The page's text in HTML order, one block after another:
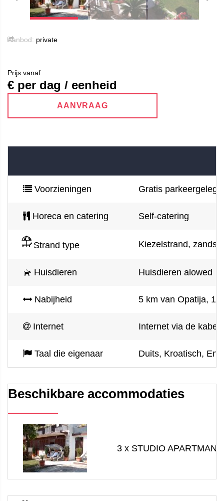
Aanbod: private
Prijs vanaf
€ per dag / eenheid
AANVRAAG
Voorzieningen Gratis
Horeca en catering Self-catering
Strand type Kiezelstrand,
Huisdieren Huisdieren alowed
Nabijheid 5 km van Opatija,
Internet Internet via de kabel
Taal die eigenaar Duits, Kroatisch,
Beschikbare accommodaties
3 x STUDIO APARTMANI